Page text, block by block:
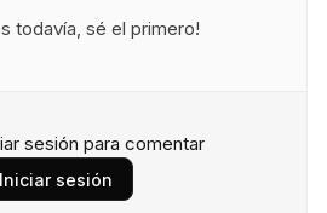
todavía, sé el primero!
sesión para comentar
Iniciar sesión